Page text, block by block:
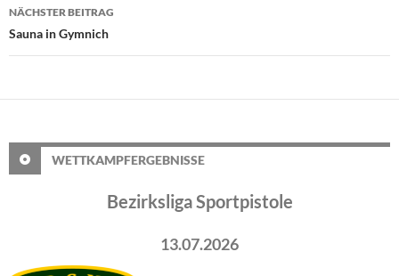
NÄCHSTER BEITRAG
Sauna in Gymnich
WETTKAMPFERGEBNISSE
Bezirksliga Sportpistole
13.07.2026